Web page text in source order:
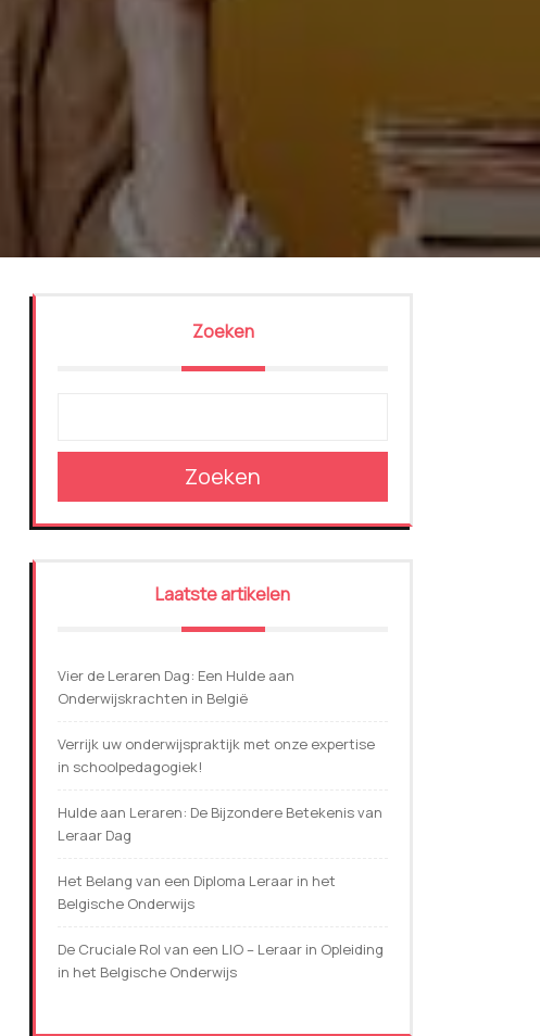
Zoeken
Zoeken
Laatste artikelen
Vier de Leraren Dag: Een Hulde aan
Onderwijskrachten in België
Verrijk uw onderwijspraktijk met onze expertise
in schoolpedagogiek!
Hulde aan Leraren: De Bijzondere Betekenis van
Leraar Dag
Het Belang van een Diploma Leraar in het
Belgische Onderwijs
De Cruciale Rol van een LIO – Leraar in Opleiding
in het Belgische Onderwijs